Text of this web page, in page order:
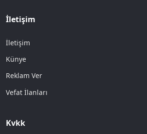
İletişim
İletişim
Künye
Reklam Ver
Vefat İlanları
Kvkk